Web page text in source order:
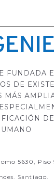
FUNDADA
DE
MÁS
5630, Piso
Santiago.